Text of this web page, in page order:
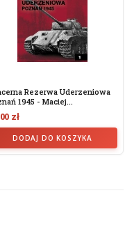
Rezerwa Uderzeniowa
1945 - Maciej...
zł
DODAJ DO KOSZYKA